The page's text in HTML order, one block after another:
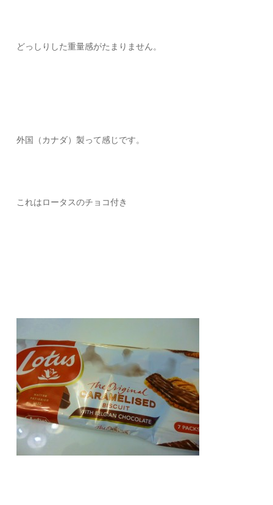
どっしりした重量感がたまりません。
外国（カナダ）製って感じです。
これはロータスのチョコ付き